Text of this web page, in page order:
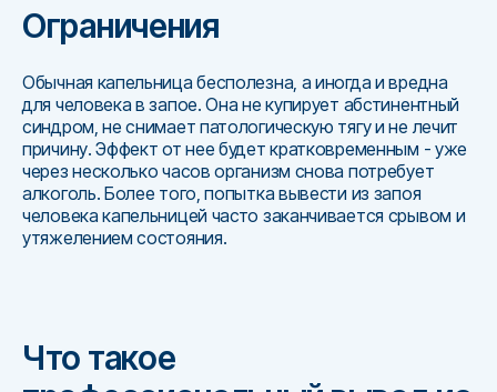
Ограничения
Обычная капельница бесполезна, а иногда и вредна
для человека в запое. Она не купирует абстинентный
синдром, не снимает патологическую тягу и не лечит
причину. Эффект от нее будет кратковременным - уже
через несколько часов организм снова потребует
алкоголь. Более того, попытка вывести из запоя
человека капельницей часто заканчивается срывом и
утяжелением состояния.
Что такое